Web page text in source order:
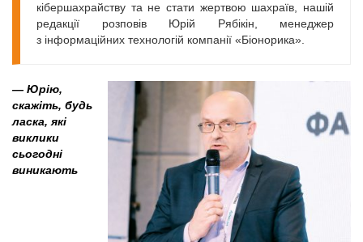
кібершахрайству та не стати жертвою шахраїв, нашій
редакції розповів Юрій Рябікін, менеджер
з інформаційних технологій компанії «Біонорика».
— Юрію,
скажіть, будь
ласка, які
виклики
сьогодні
виникають